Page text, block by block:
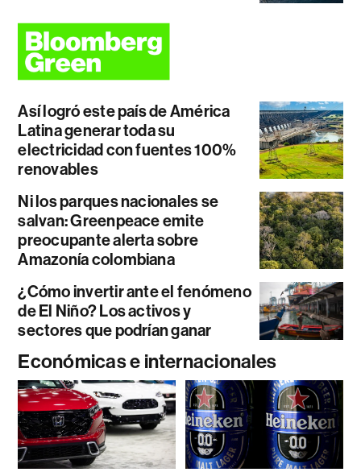
Así logró este país de América
Latina generar toda su
electricidad con fuentes 100%
renovables
Ni los parques nacionales se
salvan: Greenpeace emite
preocupante alerta sobre
Amazonía colombiana
¿Cómo invertir ante el fenómeno
de El Niño? Los activos y
sectores que podrían ganar
Económicas e internacionales